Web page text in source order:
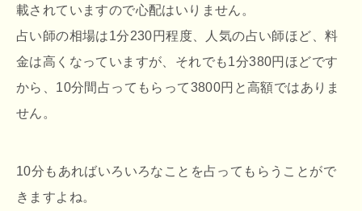
載されていますので心配はいりません。
占い師の相場は1分230円程度、人気の占い師ほど、料
金は高くなっていますが、それでも1分380円ほどです
から、10分間占ってもらって3800円と高額ではありま
せん。
10分もあればいろいろなことを占ってもらうことがで
きますよね。